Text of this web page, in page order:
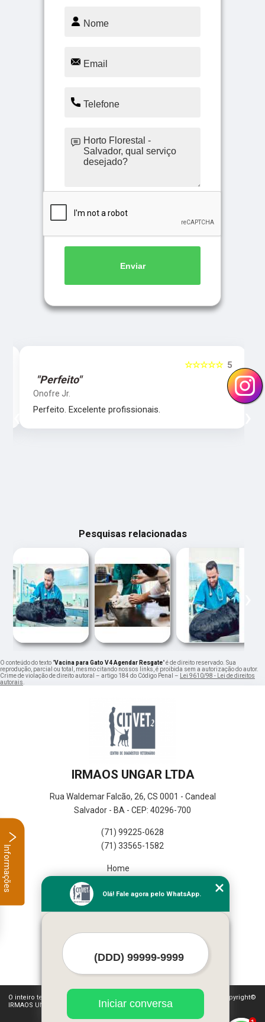
Enviar
5
☆☆☆☆☆
"Perfeito"
Onofre Jr.
Perfeito. Excelente profissionais.
‹
Pesquisas relacionadas
‹
O conteúdo do texto "Vacina para Gato V4 Agendar Resgate" é de direito reservado. Sua
reprodução, parcial ou total, mesmo citando nossos links, é proibida sem a autorização do autor.
Crime de violação de direito autoral – artigo 184 do Código Penal – Lei 9610/98 - Lei de direitos
autorais.
IRMAOS UNGAR LTDA
Rua Waldemar Falcão, 26, CS 0001 - Candeal
Salvador - BA - CEP: 40296-700
(71) 99225-0628
(71) 33565-1582
Home
Missão
Serviços
O inteiro teor deste site está sujeito à proteção de direitos autorais. Copyright©
IRMAOS UNGAR LTDA (Lei 9610 de 19/02/1998)
Olá! Fale agora pelo WhatsApp.
Iniciar conversa
Informações